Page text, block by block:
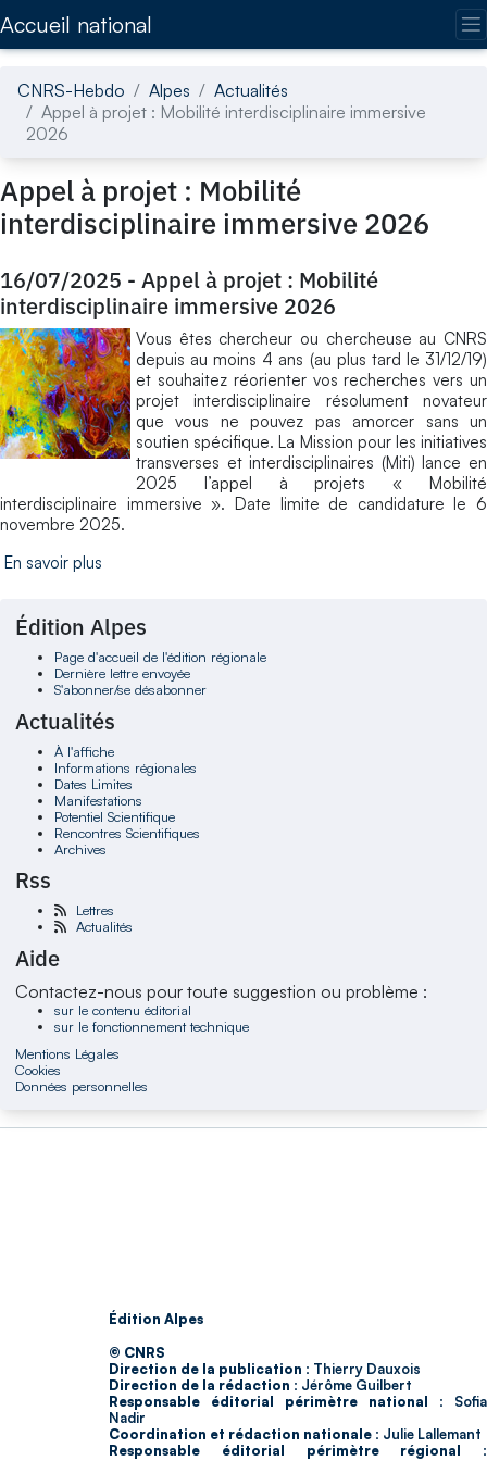
Accueil national
CNRS-Hebdo Alpes
Actualités
Appel à projet : Mobilité interdisciplinaire immersive
2026
Appel à projet : Mobilité
interdisciplinaire immersive 2026
16/07/2025 - Appel à projet : Mobilité
interdisciplinaire immersive 2026
Vous êtes chercheur ou chercheuse au CNRS
depuis au moins 4 ans (au plus tard le 31/12/19)
et souhaitez réorienter vos recherches vers un
projet interdisciplinaire résolument novateur
que vous ne pouvez pas amorcer sans un
soutien spécifique. ​La Mission pour les initiatives
transverses et interdisciplinaires (Miti) ​lance en
2025 l’appel à projets « Mobilité
interdisciplinaire immersive ». Date limite de candidature le 6
novembre 2025.
En savoir plus
Édition Alpes
Page d'accueil de l'édition régionale
Dernière lettre envoyée
S'abonner/se désabonner
Actualités
À l'affiche
Informations régionales
Dates Limites
Manifestations
Potentiel Scientifique
Rencontres Scientifiques
Archives
Rss
Lettres
Actualités
Aide
Contactez-nous pour toute suggestion ou problème :
sur le contenu éditorial
sur le fonctionnement technique
Mentions Légales
Cookies
Données personnelles
Édition Alpes
© CNRS
Direction de la publication : Thierry Dauxois
Direction de la rédaction : Jérôme Guilbert
Responsable éditorial périmètre national : Sofia
Nadir
Coordination et rédaction nationale : Julie Lallemant
Responsable éditorial périmètre régional :